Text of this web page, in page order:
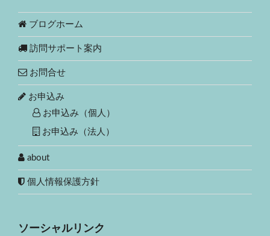
ブログホーム
訪問サポート案内
お問合せ
お申込み
お申込み（個人）
お申込み（法人）
about
個人情報保護方針
ソーシャルリンク